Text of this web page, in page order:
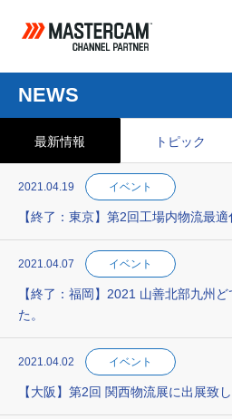
NEWS
最新情報 トピック
2021.04.19 イベント
【終了：東京】第2回工場内物流最
2021.04.07 イベント
【終了：福岡】2021 山善北部九州
た。
2021.04.02 イベント
【大阪】第2回 関西物流展に出展致し